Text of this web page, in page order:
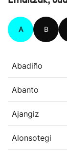
A B
Abadiño
Abanto
Ajangiz
Alonsotegi